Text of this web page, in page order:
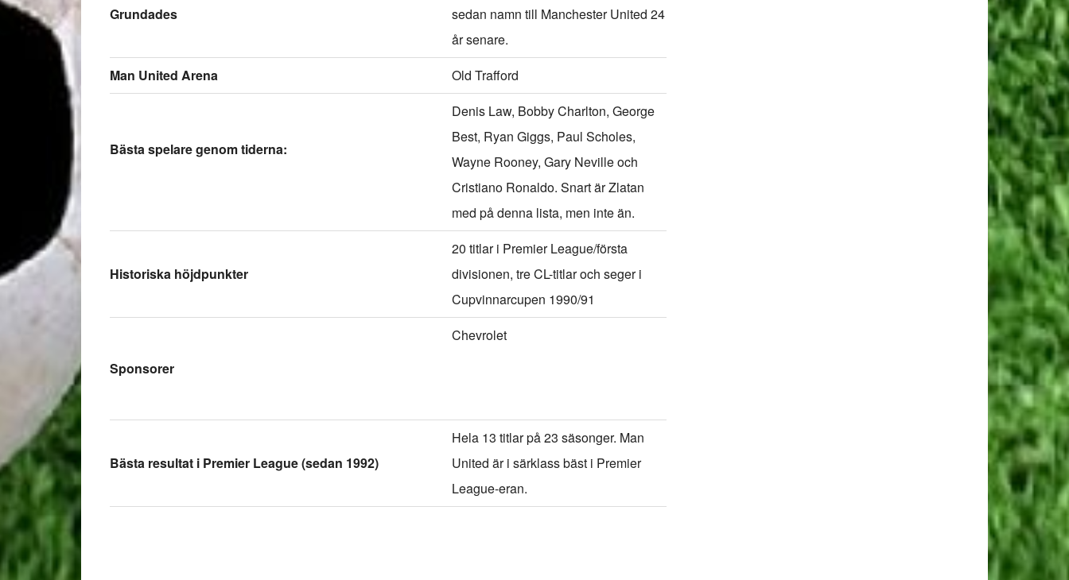
Grundades
sedan namn till Manchester United 24
år senare.
Man United Arena
Old Trafford
Bästa spelare genom tiderna:
Denis Law, Bobby Charlton, George
Best, Ryan Giggs, Paul Scholes,
Wayne Rooney, Gary Neville och
Cristiano Ronaldo. Snart är Zlatan
med på denna lista, men inte än.
Historiska höjdpunkter
20 titlar i Premier League/första
divisionen, tre CL-titlar och seger i
Cupvinnarcupen 1990/91
Sponsorer
Chevrolet
Bästa resultat i Premier League (sedan 1992)
Hela 13 titlar på 23 säsonger. Man
United är i särklass bäst i Premier
League-eran.